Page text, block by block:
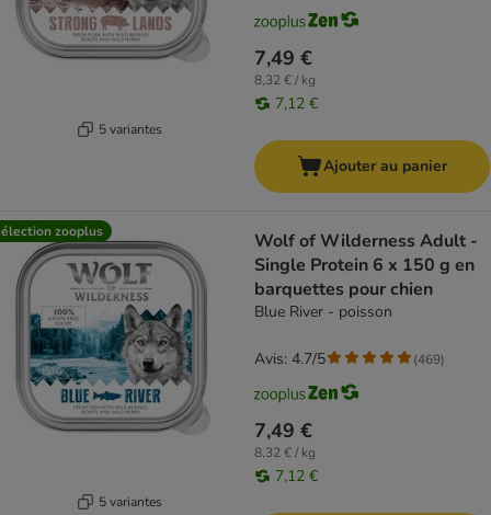
5 variantes
7,49 €
8,32 € / kg
7,12 €
Ajouter au panier
zooplus
5 variantes
Wolf of Wilderness Adult -
Single Protein 6 x 150 g en
barquettes pour chien
Blue River - poisson
7,49 €
8,32 € / kg
7,12 €
Avis: 4.7/5 (469)